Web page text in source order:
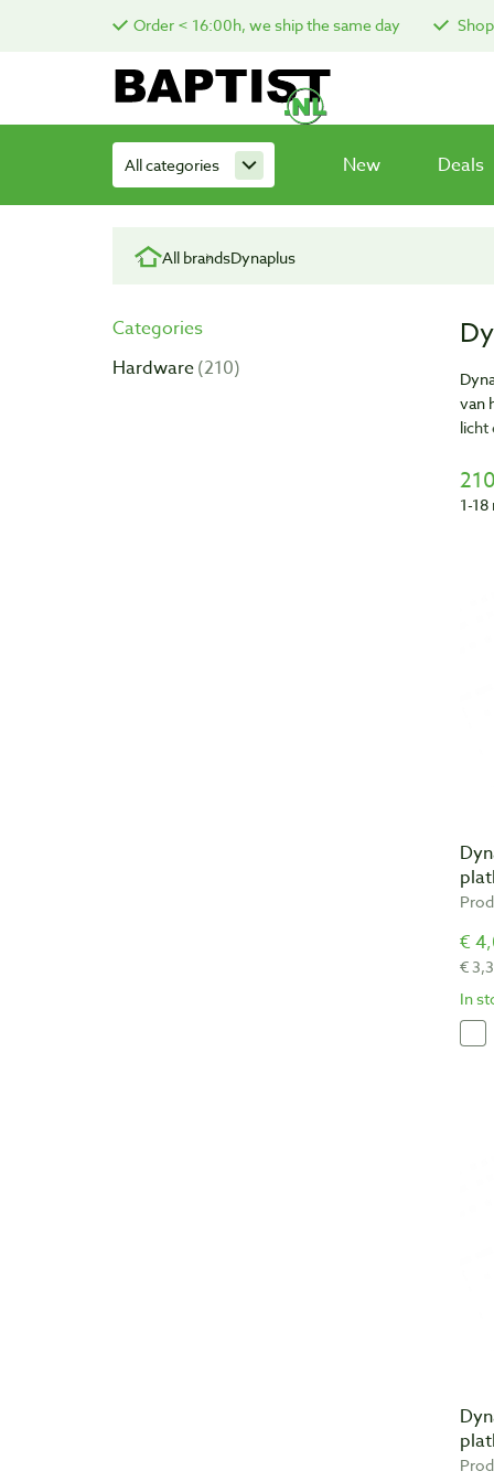
Order < 16:00h, we ship the same day
All categories New Deals
All brandsDynaplus
Categories
Hardware 210
van
licht
1-
€
€
In